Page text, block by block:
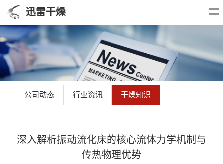
迅雷干燥
公司动态 行业资讯 干燥知识
深入解析振动流化床的核心流体力学机制与
传热物理优势